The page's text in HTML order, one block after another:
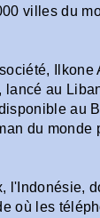
villes du
Ilkone
lancé au
au
du monde
l'Indonésie,
où les